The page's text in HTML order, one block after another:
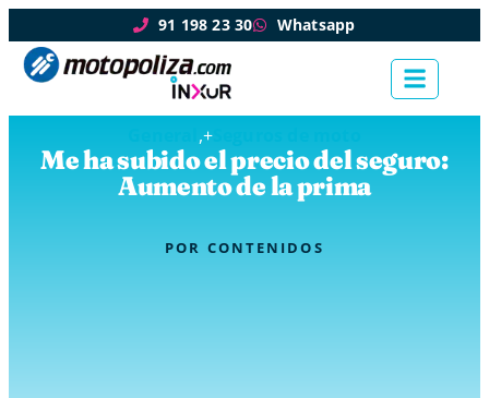
91 198 23 30 Whatsapp
,+Seguros de moto
Me ha subido el precio del seguro:
Aumento de la prima
POR CONTENIDOS